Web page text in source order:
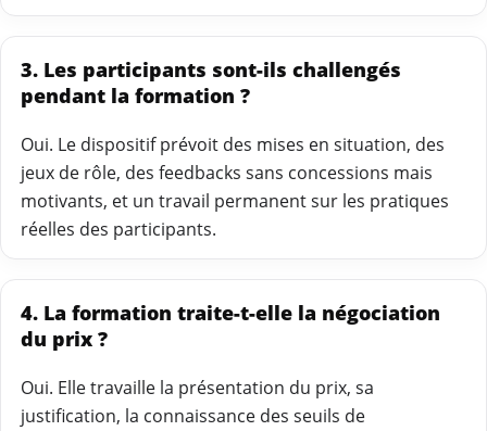
3. Les participants sont-ils challengés
pendant la formation ?
Oui. Le dispositif prévoit des mises en situation, des
jeux de rôle, des feedbacks sans concessions mais
motivants, et un travail permanent sur les pratiques
réelles des participants.
4. La formation traite-t-elle la négociation
du prix ?
Oui. Elle travaille la présentation du prix, sa
justification, la connaissance des seuils de